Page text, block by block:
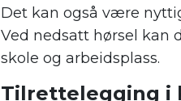
Det kan også være
Ved nedsatt hørsel kan
skole og arbeidsplass.
Tilrettelegging i